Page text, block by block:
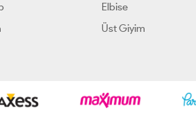
Elbise
Üst Giyim